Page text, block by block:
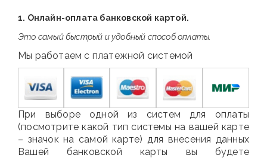
1. Онлайн-оплата банковской картой.
Это самый быстрый и удобный способ оплаты.
Мы работаем с платежной системой
При выборе одной из систем для оплаты
(посмотрите какой тип системы на вашей карте
– значок на самой карте) для внесения данных
Вашей банковской карты вы будете